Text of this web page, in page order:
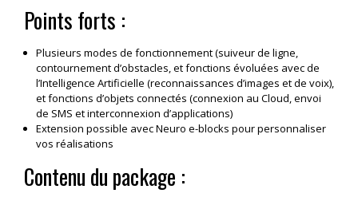
Points forts :
Plusieurs modes de fonctionnement (suiveur de ligne,
contournement d’obstacles, et fonctions évoluées avec de
l’Intelligence Artificielle (reconnaissances d’images et de voix),
et fonctions d’objets connectés (connexion au Cloud, envoi
de SMS et interconnexion d’applications)
Extension possible avec Neuro e-blocks pour personnaliser
vos réalisations
Contenu du package :